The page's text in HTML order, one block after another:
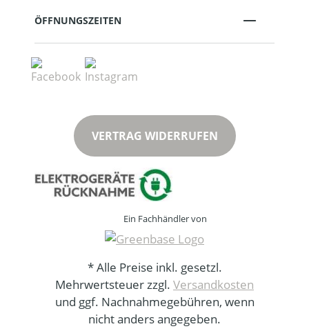
ÖFFNUNGSZEITEN
VERTRAG WIDERRUFEN
Ein Fachhändler von
* Alle Preise inkl. gesetzl.
Mehrwertsteuer zzgl. Versandkosten
und ggf. Nachnahmegebühren, wenn
nicht anders angegeben.